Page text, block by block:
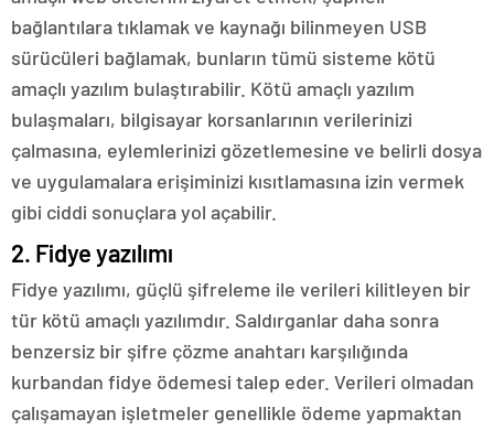
bağlantılara tıklamak ve kaynağı bilinmeyen USB
sürücüleri bağlamak, bunların tümü sisteme kötü
amaçlı yazılım bulaştırabilir. Kötü amaçlı yazılım
bulaşmaları, bilgisayar korsanlarının verilerinizi
çalmasına, eylemlerinizi gözetlemesine ve belirli dosya
ve uygulamalara erişiminizi kısıtlamasına izin vermek
gibi ciddi sonuçlara yol açabilir.
2. Fidye yazılımı
Fidye yazılımı, güçlü şifreleme ile verileri kilitleyen bir
tür kötü amaçlı yazılımdır. Saldırganlar daha sonra
benzersiz bir şifre çözme anahtarı karşılığında
kurbandan fidye ödemesi talep eder. Verileri olmadan
çalışamayan işletmeler genellikle ödeme yapmaktan